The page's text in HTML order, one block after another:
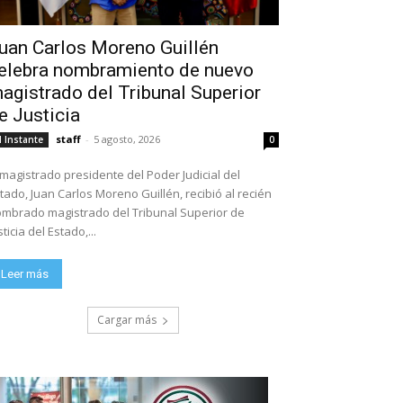
Carlos Moreno Guillén
nombramiento de nuevo
del Tribunal Superior
Justicia
Instante staff - 5 agosto, 2026 0
presidente del Poder Judicial del
Juan Carlos Moreno Guillén, recibió al recién
magistrado del Tribunal Superior de
del Estado,...
Leer más
Cargar más